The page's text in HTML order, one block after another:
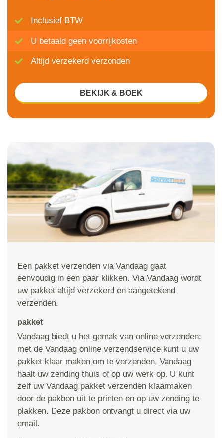
Een pakket verzenden via Vandaag gaat
eenvoudig in een paar klikken. Via Vandaag wordt
uw pakket altijd verzekerd en aangetekend
verzenden.
pakket
Vandaag biedt u het gemak van online verzenden:
met de Vandaag online verzendservice kunt u uw
pakket klaar maken om te verzenden, Vandaag
haalt uw zending thuis of op uw werk op. U kunt
zelf uw Vandaag pakket verzenden klaarmaken
door de pakbon uit te printen en op uw zending te
plakken. Deze pakbon ontvangt u direct via uw
email.
Inclusief BTW
U betaald geen voorrijkosten
Altijd verzekerd verzonden
BEKIJK & BOEK